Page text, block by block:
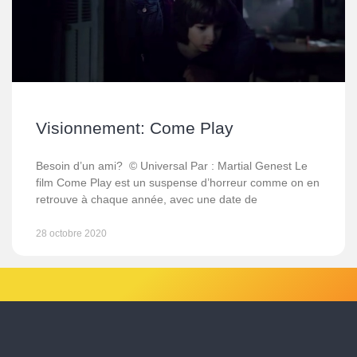
Visionnement: Come Play
Besoin d’un ami? © Universal Par : Martial Genest Le
film Come Play est un suspense d’horreur comme on en
retrouve à chaque année, avec une date de
28 octobre 2020